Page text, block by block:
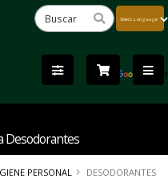
by
Desodorantes
PERSONAL DESODORANTES